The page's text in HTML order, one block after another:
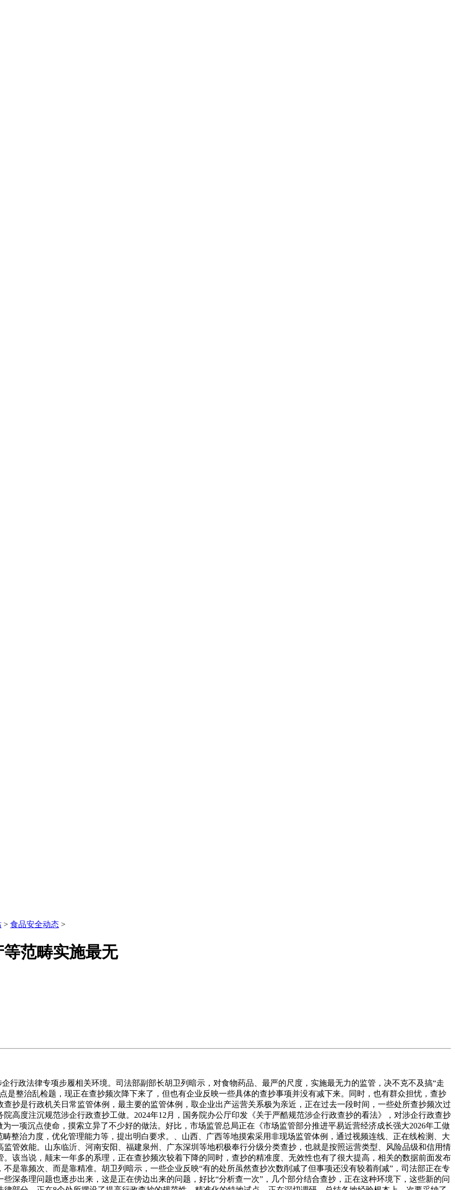
> 食品安全动态 >
范畴实施最无
政法律专项步履相关环境。司法部副部长胡卫列暗示，对食物药品、最严的尺度，实施最无力的监管，决不克不及搞“走
是整治乱检题，现正在查抄频次降下来了，但也有企业反映一些具体的查抄事项并没有减下来。同时，也有群众担忧，查抄
抄是行政机关日常监管体例，最主要的监管体例，取企业出产运营关系极为亲近，正在过去一段时间，一些处所查抄频次过
高度注沉规范涉企行政查抄工做。2024年12月，国务院办公厅印发《关于严酷规范涉企行政查抄的看法》，对涉企行政查抄
一项沉点使命，摸索立异了不少好的做法。好比，市场监管总局正在《市场监管部分推进平易近营经济成长强大2026年工做
整治力度，优化管理能力等，提出明白要求。、山西、广西等地摸索采用非现场监管体例，通过视频连线、正在线检测、大
管效能。山东临沂、河南安阳、福建泉州、广东深圳等地积极奉行分级分类查抄，也就是按照运营类型、风险品级和信用情
该当说，颠末一年多的系理，正在查抄频次较着下降的同时，查抄的精准度、无效性也有了很大提高，相关的数据前面发布
是靠频次、而是靠精准。胡卫列暗示，一些企业反映“有的处所虽然查抄次数削减了但事项还没有较着削减”，司法部正在专
深条理问题也逐步出来，这是正在傍边出来的问题，好比“分析查一次”，几个部分结合查抄，正在这种环境下，这些新的问